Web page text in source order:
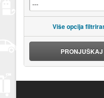
Više opcija
PRONJUŠKAJ